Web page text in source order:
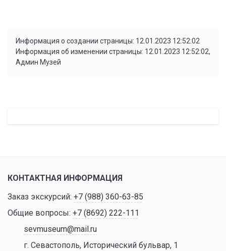
Информация о создании страницы: 12.01.2023 12:52:02
Информация об изменении страницы: 12.01.2023 12:52:02,
Админ Музей
КОНТАКТНАЯ ИНФОРМАЦИЯ
Заказ экскурсий: +7 (988) 360-63-85
Общие вопросы: +7 (8692) 222-111
sevmuseum@mail.ru
г. Севастополь, Исторический бульвар, 1